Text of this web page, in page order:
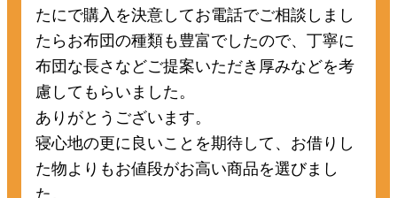
たにで購入を決意してお電話でご相談しまし
たらお布団の種類も豊富でしたので、丁寧に
布団な長さなどご提案いただき厚みなどを考
慮してもらいました。
ありがとうございます。
寝心地の更に良いことを期待して、お借りし
た物よりもお値段がお高い商品を選びまし
た。